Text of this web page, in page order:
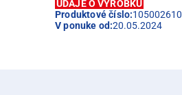
ÚDAJE O VÝROBKU
Produktové číslo:105002610
V ponuke od:20.05.2024